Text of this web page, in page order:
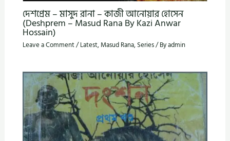
দেশপ্রেম – মাসুদ রানা – কাজী আনোয়ার হোসেন
(Deshprem – Masud Rana By Kazi Anwar
Hossain)
Leave a Comment/Latest, Masud Rana, Series/ Byadmin